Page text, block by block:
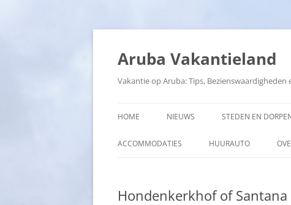
Ga
inhoud
Aruba Vakantieland
Vakantie op Aruba: Tips,
HOME NIEUWS STEDEN EN
ACCOMMODATIES HUURAUTO
Hondenkerkhof of Santana